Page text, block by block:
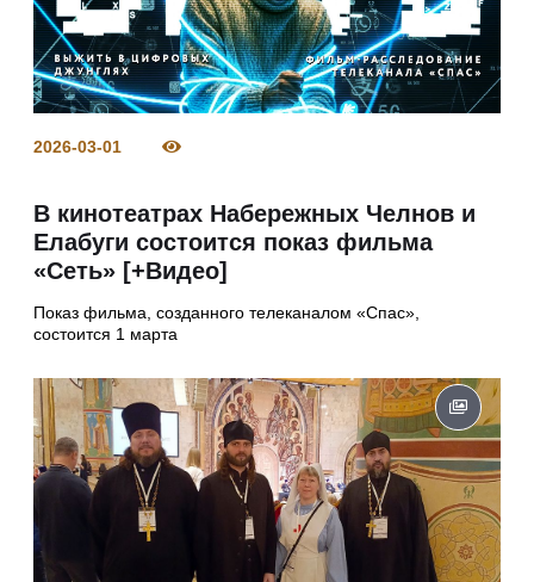
2026-03-01
В кинотеатрах Набережных Челнов и
Елабуги состоится показ фильма
«Сеть» [+Видео]
Показ фильма, созданного телеканалом «Спас»,
состоится 1 марта